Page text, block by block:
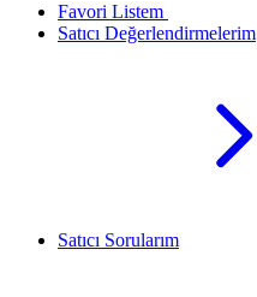
Favori Listem
Satıcı Değerlendirmelerim
Satıcı Sorularım